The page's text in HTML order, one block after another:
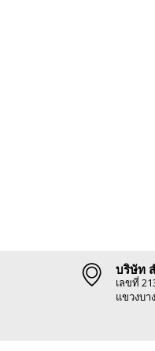
บริษัท
เลขที่
แขวงบา